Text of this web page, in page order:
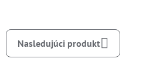
Nasledujúci produkt